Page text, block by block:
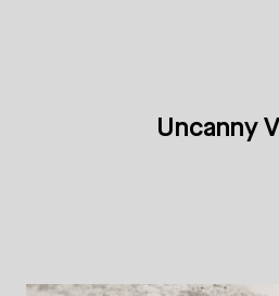
Uncanny